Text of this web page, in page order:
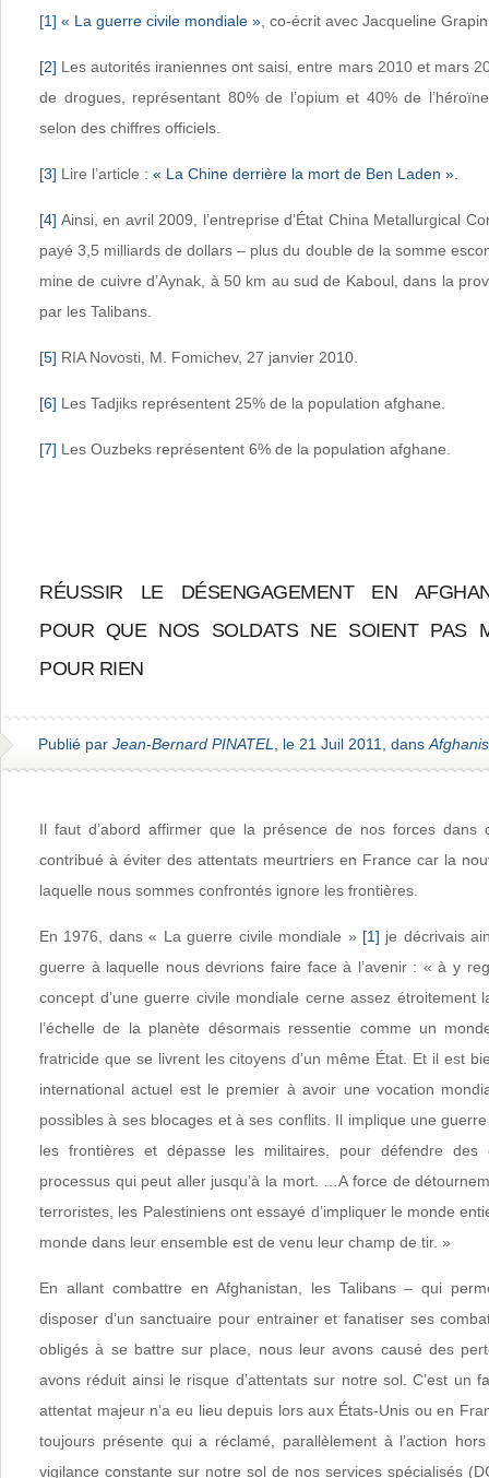
[1] « La guerre civile mondiale » , co-écrit avec Jacqueline
[2] Les autorités iraniennes ont saisi, entre mars 2010 et mars
de drogues, représentant 80% de l’opium et 40% de
selon des chiffres officiels.
[3] Lire l’article : « La Chine derrière la mort de Ben Laden »
[4] Ainsi, en avril 2009, l’entreprise d’État China Metallurgical
payé 3,5 milliards de dollars – plus du double de la somme
mine de cuivre d’Aynak, à 50 km au sud de Kaboul, dans la
par les Talibans.
[5] RIA Novosti, M. Fomichev, 27 janvier 2010.
[6] Les Tadjiks représentent 25% de la population afghane.
[7] Les Ouzbeks représentent 6% de la population afghane.
RÉUSSIR LE DÉSENGAGEMENT EN
POUR QUE NOS SOLDATS NE SOIENT PAS
POUR RIEN
Publié par Jean-Bernard PINATEL , le 21 Juil 2011, dans
Il faut d’abord affirmer que la présence de nos forces dans
contribué à éviter des attentats meurtriers en France car la
laquelle nous sommes confrontés ignore les frontières.
En 1976, dans « La guerre civile mondiale » [1] je décrivais
guerre à laquelle nous devrions faire face à l’avenir : « à y
concept d’une guerre civile mondiale cerne assez étroitement
l’échelle de la planète désormais ressentie comme un
fratricide que se livrent les citoyens d’un même État. Et il est
international actuel est le premier à avoir une vocation
possibles à ses blocages et à ses conflits. Il implique une
les frontières et dépasse les militaires, pour défendre des
processus qui peut aller jusqu’à la mort. …A force de
terroristes, les Palestiniens ont essayé d’impliquer le monde
monde dans leur ensemble est de venu leur champ de tir. »
En allant combattre en Afghanistan, les Talibans – qui
disposer d’un sanctuaire pour entrainer et fanatiser ses
obligés à se battre sur place, nous leur avons causé des
avons réduit ainsi le risque d’attentats sur notre sol. C’est un
attentat majeur n’a eu lieu depuis lors aux États-Unis ou en
toujours présente qui a réclamé, parallèlement à l’action
vigilance constante sur notre sol de nos services spécialisés